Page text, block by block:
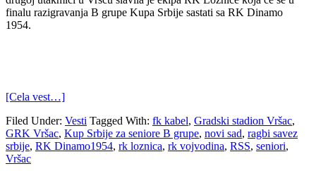
finalu razigravanja B grupe Kupa Srbije sastati sa RK Dinamo
1954.
[Cela vest…]
Filed Under: Vesti Tagged With: fk kabel, Gradski stadion Vršac,
GRK Vršac, Kup Srbije za seniore B grupe, novi sad, ragbi savez
srbije, RK Dinamo1954, rk loznica, rk vojvodina, RSS, seniori,
Vršac